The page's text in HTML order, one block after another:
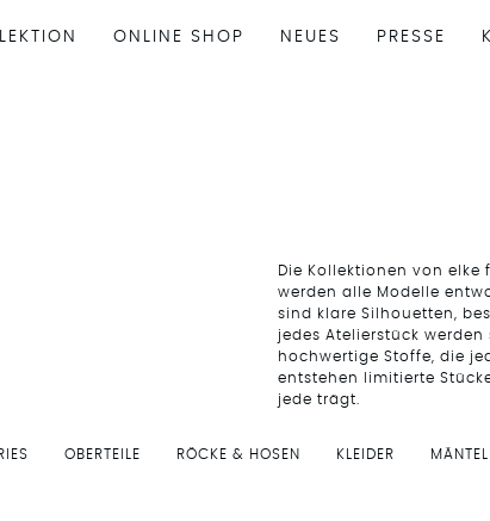
ONLINE SHOP NEUES PRESSE
Die Kollektionen von elke
werden alle Modelle
sind klare Silhouetten,
jedes Atelierstück
hochwertige Stoffe, die
entstehen limitierte
jede trägt.
OBERTEILE RÖCKE & HOSEN KLEIDER